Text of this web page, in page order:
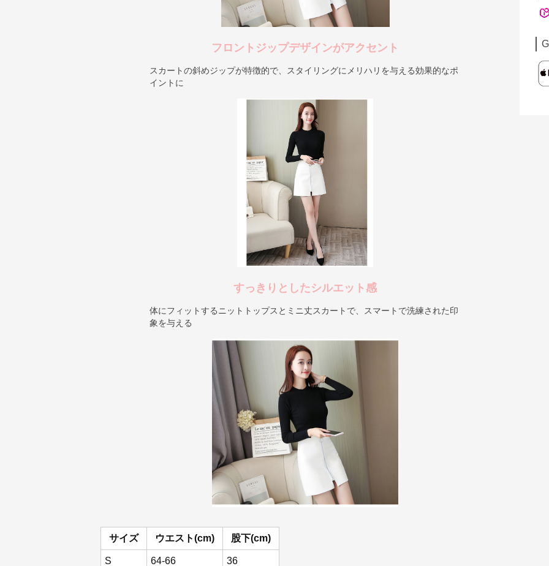
フロントジップデザインがアクセント
スカートの斜めジップが特徴的で、スタイリングにメリハリを与える効果的なポ
イントに
すっきりとしたシルエット感
体にフィットするニットトップスとミニ丈スカートで、スマートで洗練された印
象を与える
サイズ ウエスト(cm) 股下(cm)
S 64-66 36